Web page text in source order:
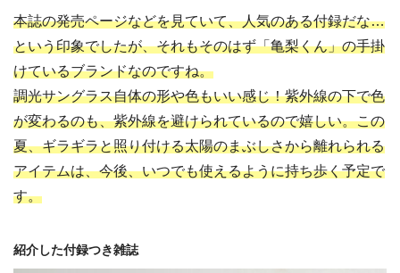
本誌の発売ページなどを見ていて、人気のある付録だな…
という印象でしたが、それもそのはず「亀梨くん」の手掛
けているブランドなのですね。
調光サングラス自体の形や色もいい感じ！紫外線の下で色
が変わるのも、紫外線を避けられているので嬉しい。この
夏、ギラギラと照り付ける太陽のまぶしさから離れられる
アイテムは、今後、いつでも使えるように持ち歩く予定で
す。
紹介した付録つき雑誌